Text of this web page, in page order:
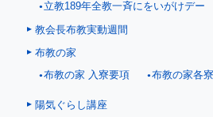
立教189年全教一斉にをいがけデー
教会長布教実動週間
布教の家
布教の家 入寮要項 布教の家各
陽気ぐらし講座